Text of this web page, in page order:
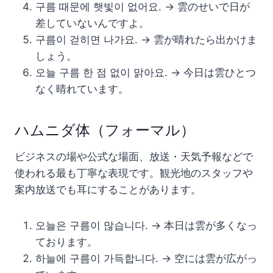
구름 때문에 햇빛이 없어요. → 雲のせいで日が
差していないんですよ。
구름이 걷히면 나가요. → 雲が晴れたら出かけま
しょう。
오늘 구름 한 점 없이 맑아요. → 今日は雲ひとつ
なく晴れています。
ハムニダ体（フォーマル）
ビジネスの場や公式な場面、放送・天気予報などで
使われる最も丁寧な表現です。観光地のスタッフや
案内放送でも耳にすることがあります。
오늘은 구름이 많습니다. → 本日は雲が多くなっ
ております。
하늘에 구름이 가득합니다. → 空には雲が広がっ